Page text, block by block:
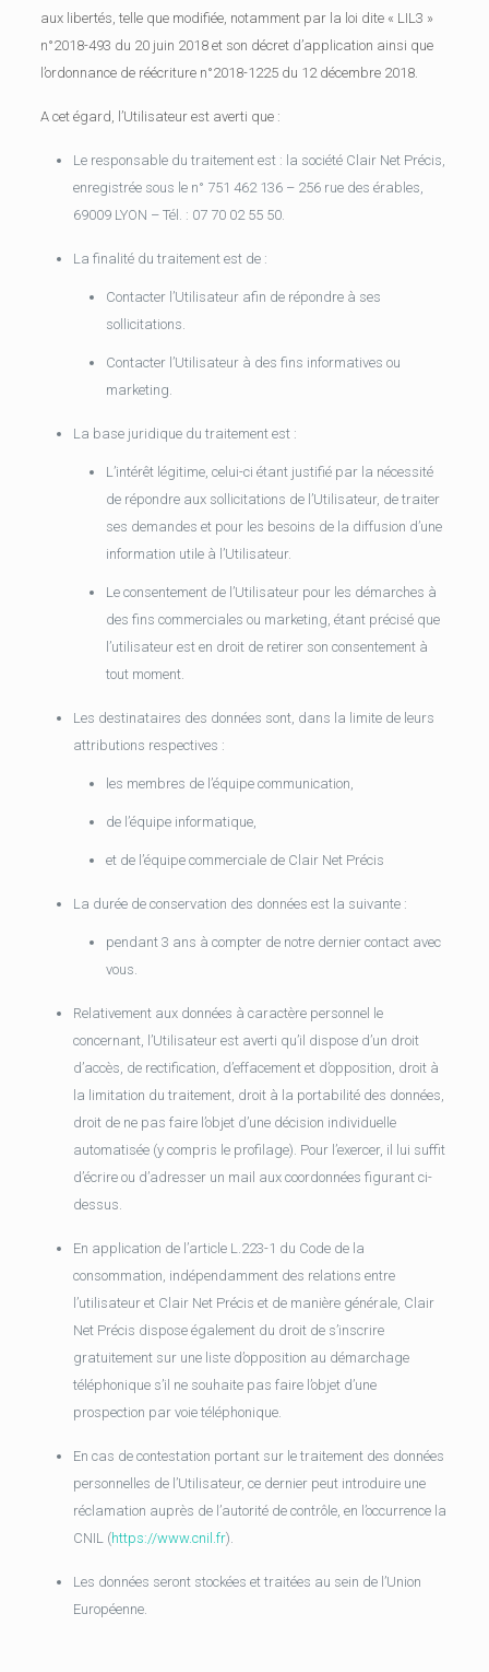
aux libertés, telle que modifiée, notamment par la loi dite « LIL3 »
n°2018-493 du 20 juin 2018 et son décret d’application ainsi que
l’ordonnance de réécriture n°2018-1225 du 12 décembre 2018.
A cet égard, l’Utilisateur est averti que :
Le responsable du traitement est : la société Clair Net Précis,
enregistrée sous le n° 751 462 136 – 256 rue des érables,
69009 LYON – Tél. : 07 70 02 55 50.
La finalité du traitement est de :
Contacter l’Utilisateur afin de répondre à ses
sollicitations.
Contacter l’Utilisateur à des fins informatives ou
marketing.
La base juridique du traitement est :
L’intérêt légitime, celui-ci étant justifié par la nécessité
de répondre aux sollicitations de l’Utilisateur, de traiter
ses demandes et pour les besoins de la diffusion d’une
information utile à l’Utilisateur.
Le consentement de l’Utilisateur pour les démarches à
des fins commerciales ou marketing, étant précisé que
l’utilisateur est en droit de retirer son consentement à
tout moment.
Les destinataires des données sont, dans la limite de leurs
attributions respectives :
les membres de l’équipe communication,
de l’équipe informatique,
et de l’équipe commerciale de Clair Net Précis
La durée de conservation des données est la suivante :
pendant 3 ans à compter de notre dernier contact avec
vous.
Relativement aux données à caractère personnel le
concernant, l’Utilisateur est averti qu’il dispose d’un droit
d’accès, de rectification, d’effacement et d’opposition, droit à
la limitation du traitement, droit à la portabilité des données,
droit de ne pas faire l’objet d’une décision individuelle
automatisée (y compris le profilage). Pour l’exercer, il lui suffit
d’écrire ou d’adresser un mail aux coordonnées figurant ci-
dessus.
En application de l’article L.223-1 du Code de la
consommation, indépendamment des relations entre
l’utilisateur et Clair Net Précis et de manière générale, Clair
Net Précis dispose également du droit de s’inscrire
gratuitement sur une liste d’opposition au démarchage
téléphonique s’il ne souhaite pas faire l’objet d’une
prospection par voie téléphonique.
En cas de contestation portant sur le traitement des données
personnelles de l’Utilisateur, ce dernier peut introduire une
réclamation auprès de l’autorité de contrôle, en l’occurrence la
CNIL (https://www.cnil.fr).
Les données seront stockées et traitées au sein de l’Union
Européenne.